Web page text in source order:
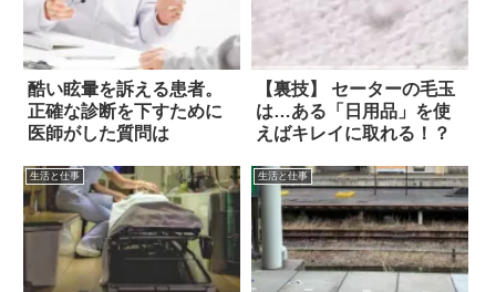
酷い眩暈を訴える患者。
正確な診断を下すために
医師がした質問は
【裏技】 セーターの毛玉
は…ある「日用品」を使
えばキレイに取れる！？
生活と仕事 生活と仕事